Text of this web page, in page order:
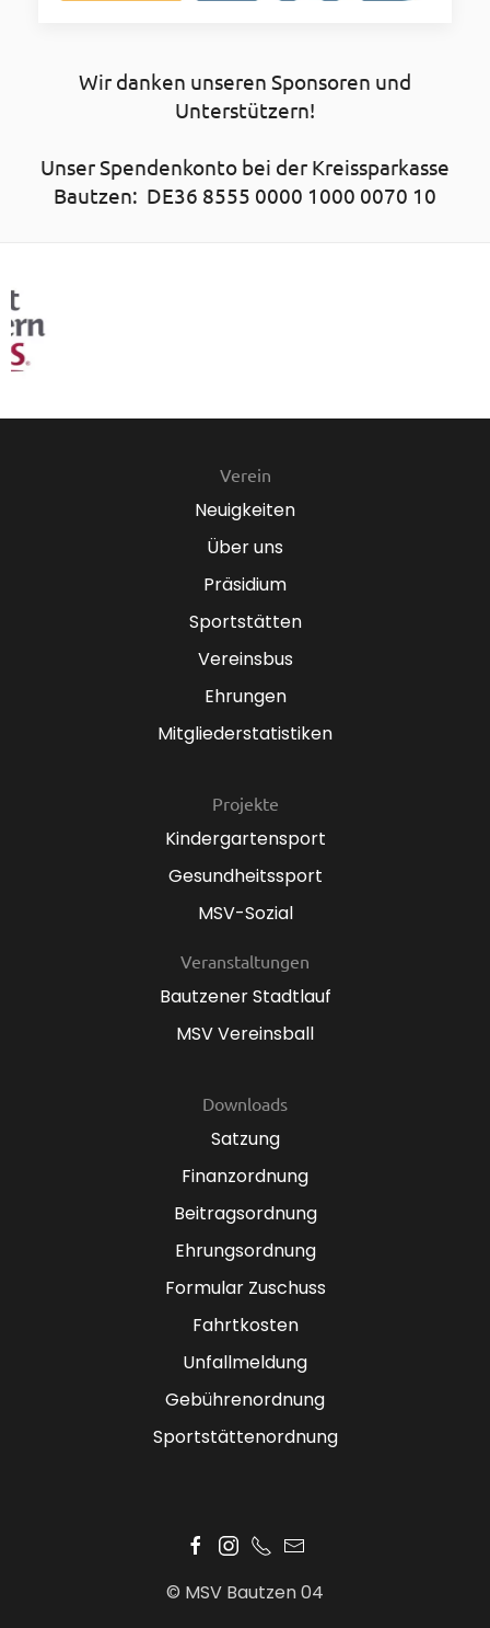
Wir danken unseren Sponsoren und
Unterstützern!
Unser Spendenkonto bei der Kreissparkasse
Bautzen: DE36 8555 0000 1000 0070 10
Verein
Neuigkeiten
Über uns
Präsidium
Sportstätten
Vereinsbus
Ehrungen
Mitgliederstatistiken
Projekte
Kindergartensport
Gesundheitssport
MSV-Sozial
Veranstaltungen
Bautzener Stadtlauf
MSV Vereinsball
Downloads
Satzung
Finanzordnung
Beitragsordnung
Ehrungsordnung
Formular Zuschuss
Fahrtkosten
Unfallmeldung
Gebührenordnung
Sportstättenordnung
© MSV Bautzen 04